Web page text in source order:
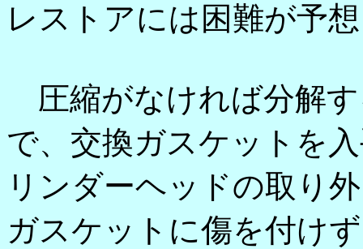
レストアには困難が予
圧縮がなければ分解
で、交換ガスケットを
リンダーヘッドの取り
ガスケットに傷を付け